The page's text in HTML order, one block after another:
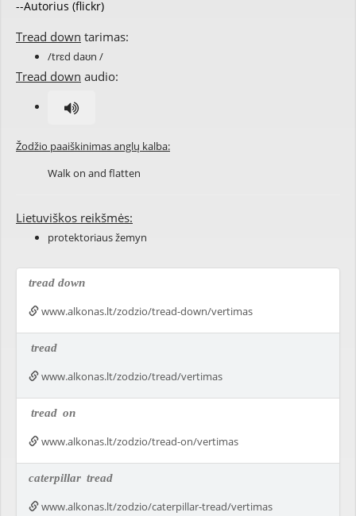
--Autorius (flickr)
Tread down tarimas:
/trɛd daʊn /
Tread down audio:
Žodžio paaiškinimas anglų kalba:
Walk on and flatten
Lietuviškos reikšmės:
protektoriaus žemyn
tread down
www.alkonas.lt/zodzio/tread-down/vertimas
tread
www.alkonas.lt/zodzio/tread/vertimas
tread on
www.alkonas.lt/zodzio/tread-on/vertimas
caterpillar tread
www.alkonas.lt/zodzio/caterpillar-tread/vertimas